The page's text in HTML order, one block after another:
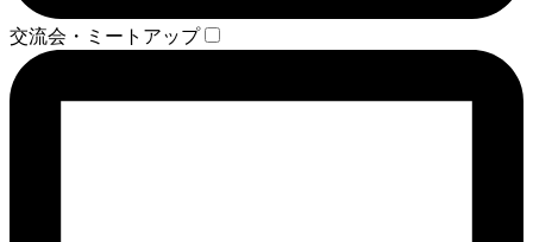
交流会・ミートアップ